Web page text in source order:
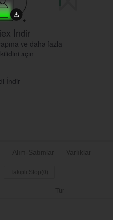
Alım-Satımlar Varlıklar
Takipli Stop(0)
Tür
İndir
ve daha fazla
açın
İndir